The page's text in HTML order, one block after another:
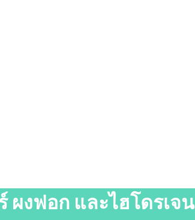
ผงฟอก และไฮโดรเจน